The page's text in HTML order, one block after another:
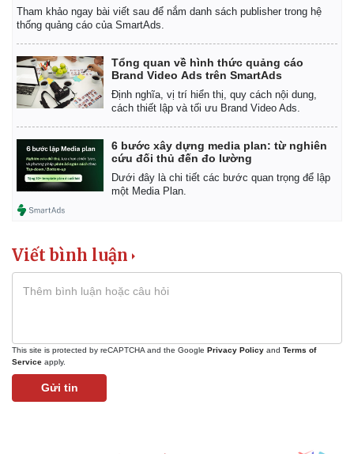
Tham khảo ngay bài viết sau để nắm danh sách publisher trong hệ
thống quảng cáo của SmartAds.
Tổng quan về hình thức quảng cáo
Brand Video Ads trên SmartAds
Định nghĩa, vị trí hiển thị, quy cách nội dung,
cách thiết lập và tối ưu Brand Video Ads.
6 bước xây dựng media plan: từ nghiên
cứu đối thủ đến đo lường
Dưới đây là chi tiết các bước quan trọng để lập
một Media Plan.
Viết bình luận
This site is protected by reCAPTCHA and the Google Privacy Policy and Terms of
Service apply.
Gửi tin